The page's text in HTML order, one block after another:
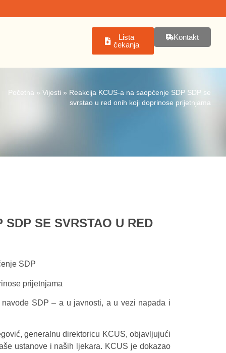
Lista
čekanja
Kontakt
Početna » Vijesti » Reakcija KCUS-a na saopćenje SDP SDP se
svrstao u red onih koji doprinose prijetnjama
SE SVRSTAO U RED
SDP
prijetnjama
SDP – a u javnosti, a u vezi napada i
generalnu direktoricu KCUS, objavljujući
ustanove i naših ljekara. KCUS je dokazao